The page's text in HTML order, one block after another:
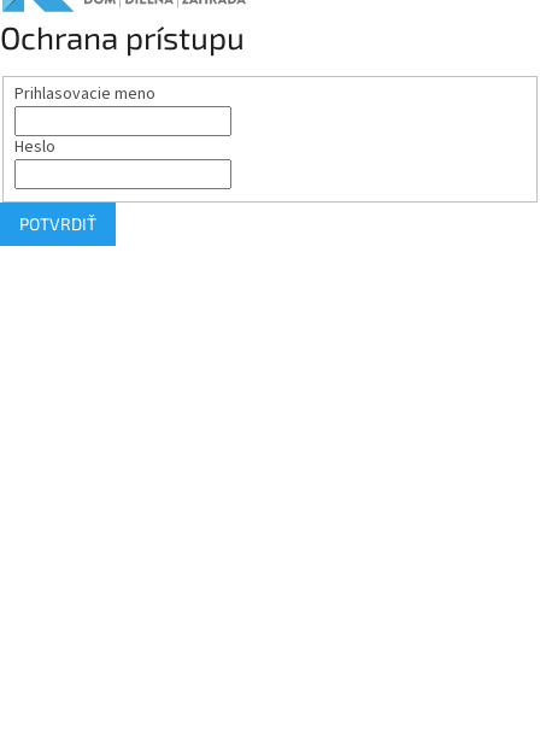
Ochrana prístupu
Prihlasovacie meno
Heslo
POTVRDIŤ